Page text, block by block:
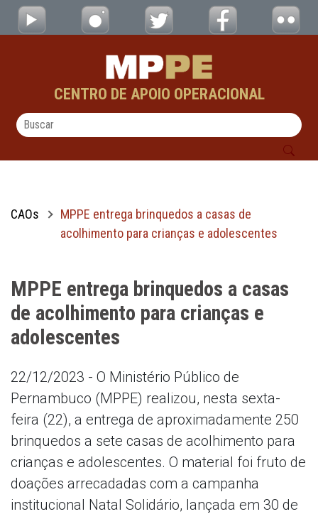
Pular para o Conteúdo principal
MPPE entrega brinquedos a casas de
CENTRO DE APOIO OPERACIONAL
CAOs
MPPE entrega brinquedos a casas de
acolhimento para crianças e adolescentes
MPPE entrega brinquedos a casas
de acolhimento para crianças e
adolescentes
22/12/2023 - O Ministério Público de
Pernambuco (MPPE) realizou, nesta sexta-
feira (22), a entrega de aproximadamente 250
brinquedos a sete casas de acolhimento para
crianças e adolescentes. O material foi fruto de
doações arrecadadas com a campanha
institucional Natal Solidário, lançada em 30 de